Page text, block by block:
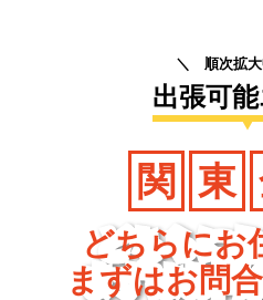
＼ 順次拡
出張可
関 東
どちらにお
まずはお問